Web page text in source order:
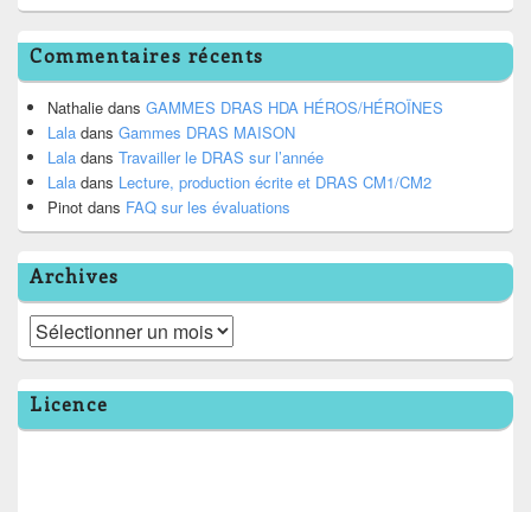
Commentaires récents
Nathalie dans GAMMES DRAS HDA HÉROS/HÉROÏNES
Lala dans Gammes DRAS MAISON
Lala dans Travailler le DRAS sur l’année
Lala dans Lecture, production écrite et DRAS CM1/CM2
Pinot dans FAQ sur les évaluations
Archives
Archives
Licence